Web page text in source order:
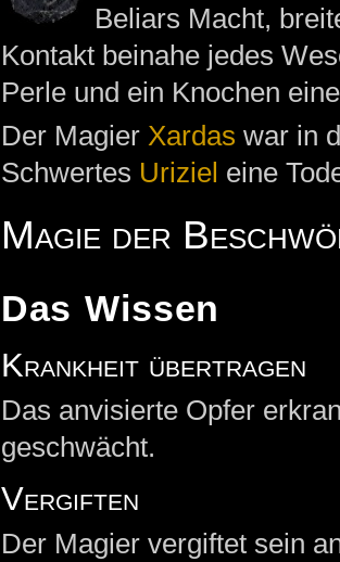
Beliars Macht,
Kontakt beinahe jedes
Perle und ein Knochen
Der Magier Xardas war in
Schwertes Uriziel eine
Magie der
Das Wissen
Krankheit übertragen
Das anvisierte Opfer
geschwächt.
Vergiften
Der Magier vergiftet sein